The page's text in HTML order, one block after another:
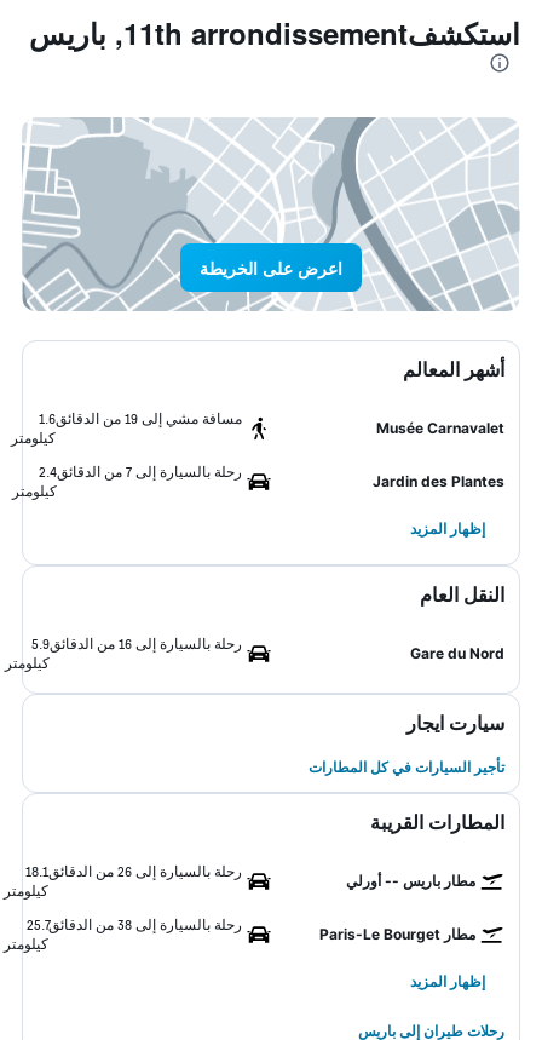
استكشف11th arrondissement, باريس
اعرض على الخريطة
أشهر المعالم
Musée Carnavalet
مسافة مشي إلى 19 من الدقائق
1.6
كيلومتر
Jardin des Plantes
رحلة بالسيارة إلى 7 من الدقائق
2.4
كيلومتر
إظهار المزيد
النقل العام
Gare du Nord
رحلة بالسيارة إلى 16 من الدقائق
5.9
كيلومتر
سيارت ايجار
تأجير السيارات في كل المطارات
المطارات القريبة
مطار باريس -- أورلي
رحلة بالسيارة إلى 26 من الدقائق
18.1
كيلومتر
مطار Paris-Le Bourget
رحلة بالسيارة إلى 38 من الدقائق
25.7
كيلومتر
إظهار المزيد
رحلات طيران إلى باريس